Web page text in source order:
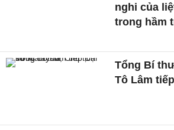
nghi của
trong hầm
Tổng Bí
Tô Lâm